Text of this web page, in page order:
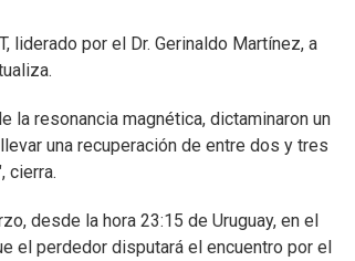
liderado por el Dr. Gerinaldo Martínez, a
resonancia magnética, dictaminaron un
una recuperación de entre dos y tres
cierra.
desde la hora 23:15 de Uruguay, en el
el perdedor disputará el encuentro por el